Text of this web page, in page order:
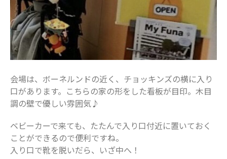
2024年6月
2024年5月
2024年4月
2024年3月
2024年1月
2023年10月
2023年9月
会場は、ボーネルンドの近く、チョッキンズの横に入り
口があります。こちらの家の形をした看板が目印。木目
調の壁で優しい雰囲気♪
ベビーカーで来ても、たたんで入り口付近に置いておく
ことができるので便利ですね。
入り口で靴を脱いだら、いざ中へ！